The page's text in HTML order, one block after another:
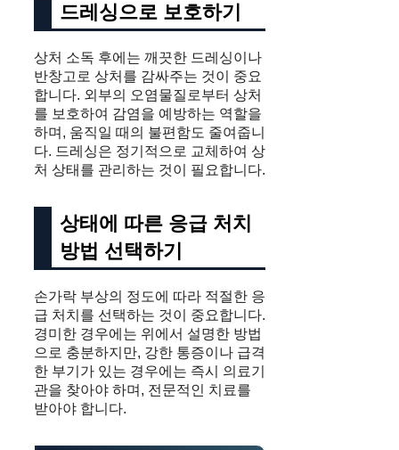
드레싱으로 보호하기
상처 소독 후에는 깨끗한 드레싱이나
반창고로 상처를 감싸주는 것이 중요
합니다. 외부의 오염물질로부터 상처
를 보호하여 감염을 예방하는 역할을
하며, 움직일 때의 불편함도 줄여줍니
다. 드레싱은 정기적으로 교체하여 상
처 상태를 관리하는 것이 필요합니다.
상태에 따른 응급 처치
방법 선택하기
손가락 부상의 정도에 따라 적절한 응
급 처치를 선택하는 것이 중요합니다.
경미한 경우에는 위에서 설명한 방법
으로 충분하지만, 강한 통증이나 급격
한 부기가 있는 경우에는 즉시 의료기
관을 찾아야 하며, 전문적인 치료를
받아야 합니다.